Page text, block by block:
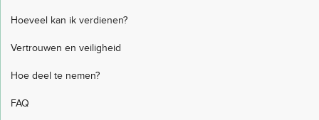
Hoeveel kan ik verdienen?
Vertrouwen en veiligheid
Hoe deel te nemen?
FAQ